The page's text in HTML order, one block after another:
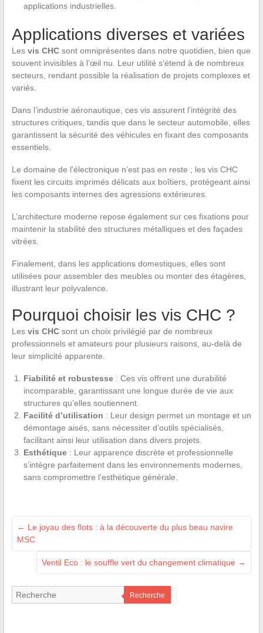
applications industrielles.
Applications diverses et variées
Les vis CHCsont omniprésentes dans notre quotidien, bien que
souvent invisibles à l’œil nu. Leur utilité s’étend à de nombreux
secteurs, rendant possible la réalisation de projets complexes et
variés.
Dans l’industrie aéronautique, ces vis assurent l’intégrité des
structures critiques, tandis que dans le secteur automobile, elles
garantissent la sécurité des véhicules en fixant des composants
essentiels.
Le domaine de l’électronique n’est pas en reste ; les vis CHC
fixent les circuits imprimés délicats aux boîtiers, protégeant ainsi
les composants internes des agressions extérieures.
L’architecture moderne repose également sur ces fixations pour
maintenir la stabilité des structures métalliques et des façades
vitrées.
Finalement, dans les applications domestiques, elles sont
utilisées pour assembler des meubles ou monter des étagères,
illustrant leur polyvalence.
Pourquoi choisir les vis CHC ?
Les vis CHCsont un choix privilégié par de nombreux
professionnels et amateurs pour plusieurs raisons, au-delà de
leur simplicité apparente.
Fiabilité et robustesse: Ces vis offrent une durabilité
incomparable, garantissant une longue durée de vie aux
structures qu’elles soutiennent.
Facilité d’utilisation : Leur design permet un montage et un
démontage aisés, sans nécessiter d’outils spécialisés,
facilitant ainsi leur utilisation dans divers projets.
Esthétique: Leur apparence discrète et professionnelle
s’intègre parfaitement dans les environnements modernes,
sans compromettre l’esthétique générale.
← Le joyau des flots : à la découverte du plus beau navire
MSC
Ventil Eco : le souffle vert du changement climatique →
Recherche